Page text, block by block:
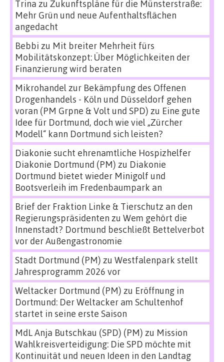
Trina zu Zukunftspläne für die Münsterstraße:
Mehr Grün und neue Aufenthaltsflächen
angedacht
Bebbi zu Mit breiter Mehrheit fürs
Mobilitätskonzept: Über Möglichkeiten der
Finanzierung wird beraten
Mikrohandel zur Bekämpfung des Offenen
Drogenhandels - Köln und Düsseldorf gehen
voran (PM Grpne & Volt und SPD) zu Eine gute
Idee für Dortmund, doch wie viel „Zürcher
Modell“ kann Dortmund sich leisten?
Diakonie sucht ehrenamtliche Hospizhelfer
Diakonie Dortmund (PM) zu Diakonie
Dortmund bietet wieder Minigolf und
Bootsverleih im Fredenbaumpark an
Brief der Fraktion Linke & Tierschutz an den
Regierungspräsidenten zu Wem gehört die
Innenstadt? Dortmund beschließt Bettelverbot
vor der Außengastronomie
Stadt Dortmund (PM) zu Westfalenpark stellt
Jahresprogramm 2026 vor
Weltacker Dortmund (PM) zu Eröffnung in
Dortmund: Der Weltacker am Schultenhof
startet in seine erste Saison
MdL Anja Butschkau (SPD) (PM) zu Mission
Wahlkreisverteidigung: Die SPD möchte mit
Kontinuität und neuen Ideen in den Landtag